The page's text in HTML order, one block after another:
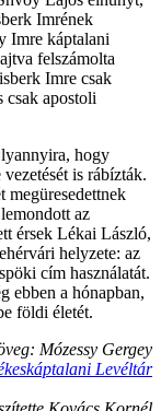
Imrének
Imre káptalani
felszámolta
Imre csak
csak apostoli
hogy
is rábízták.
megüresedettnek
az
érsek Lékai László,
helyzete: az
cím használatát.
ebben a hónapban,
földi életét.
Mózessy Gergey
Levéltár